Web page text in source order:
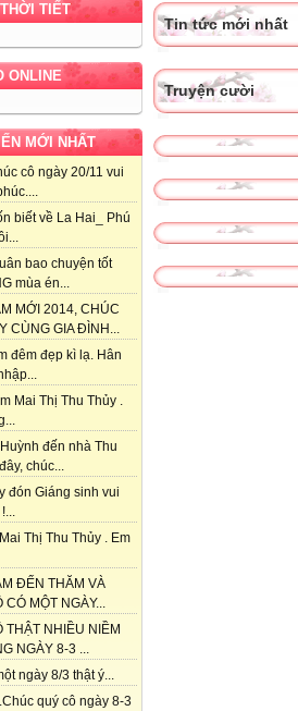
TIẾT
ONLINE
MỚI NHẤT
cô ngày 20/11 vui
biết về La Hai_ Phú
bao chuyện tốt
mùa én...
MỚI 2014, CHÚC
CÙNG GIA ĐÌNH...
đêm đẹp kì lạ. Hân
Mai Thị Thu Thủy .
đến nhà Thu
chúc...
đón Giáng sinh vui
Thị Thu Thủy . Em
ĐẾN THĂM VÀ
CÓ MỘT NGÀY...
THẬT NHIỀU NIỀM
NGÀY 8-3 ...
ngày 8/3 thật ý...
quý cô ngày 8-3
Tin tức mới nhất
Truyện cười